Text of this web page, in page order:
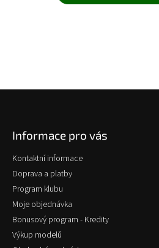
Informace pro vás
Kontaktní informace
Doprava a platby
Program klubu
Moje objednávka
Bonusový program - Kredity
Výkup modelů